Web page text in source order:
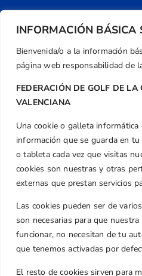
INFORMACIÓN BÁSICA
Bienvenida/o a la información
página web responsabilidad de
FEDERACIÓN DE GOLF DE
VALENCIANA
Una cookie o galleta
información que se guarda en
o tableta cada vez que visitas
cookies son nuestras y otras
externas que prestan servicios
Las cookies pueden ser de
son necesarias para que
funcionar, no necesitan de tu
que tenemos activadas por
El resto de cookies sirven para
Centre de L´Esport,
Caballero, Nº 5,
+34 961